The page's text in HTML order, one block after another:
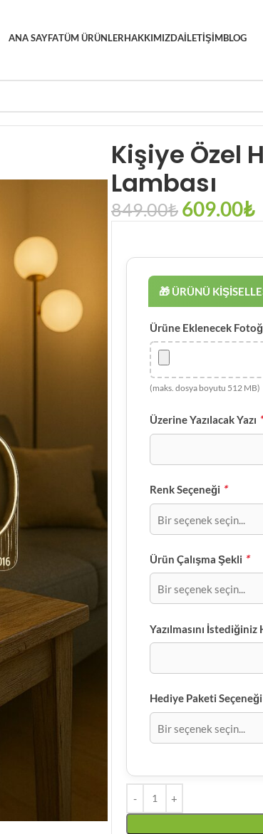
ANA SAYFATÜM ÜRÜNLERHAKKIMIZDAİLETIŞIMBLOG
Resimli Modeller Kişiye Özel Harfli Modelli Gece
Kişiye Özel
Lambası
849.00₺ 609.00₺
Ürüne Eklenecek
(maks. dosya boyutu 512 MB)
Üzerine Yazılacak Yazı *
Renk Seçeneği *
Ürün Çalışma Şekli *
Yazılmasını İstediğiniz
Hediye Paketi Seçeneği